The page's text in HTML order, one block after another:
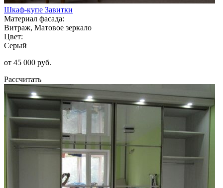
Шкаф-купе Завитки
Материал фасада:
Витраж, Матовое зеркало
Цвет:
Серый
от 45 000 руб.
Рассчитать